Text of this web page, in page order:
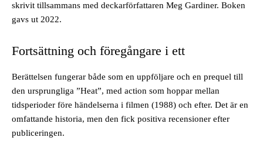
skrivit tillsammans med deckarförfattaren Meg Gardiner. Boken
gavs ut 2022.
Fortsättning och föregångare i ett
Berättelsen fungerar både som en uppföljare och en prequel till
den ursprungliga ”Heat”, med action som hoppar mellan
tidsperioder före händelserna i filmen (1988) och efter. Det är en
omfattande historia, men den fick positiva recensioner efter
publiceringen.